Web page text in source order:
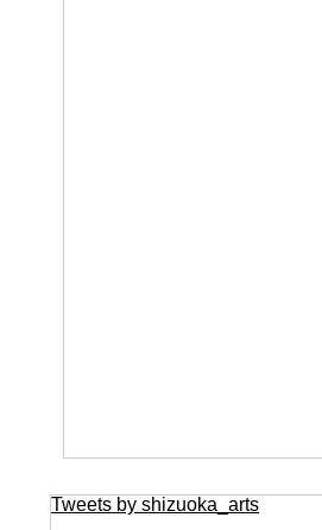
Tweets by shizuoka_arts